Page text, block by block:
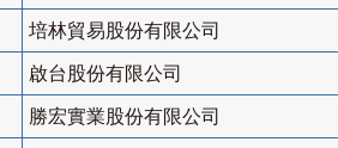
培林貿易股份有限公司
啟台股份有限公司
勝宏實業股份有限公司